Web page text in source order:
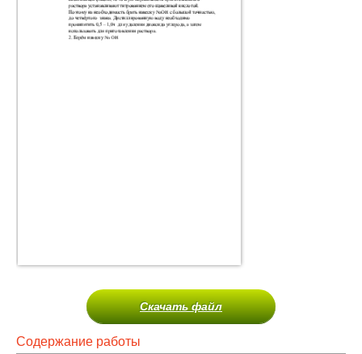
Скачать файл
Содержание работы